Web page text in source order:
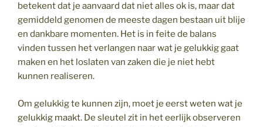
betekent dat je aanvaard dat niet alles ok is, maar dat
gemiddeld genomen de meeste dagen bestaan uit blije
en dankbare momenten. Het is in feite de balans
vinden tussen het verlangen naar wat je gelukkig gaat
maken en het loslaten van zaken die je niet hebt
kunnen realiseren.
Om gelukkig te kunnen zijn, moet je eerst weten wat je
gelukkig maakt. De sleutel zit in het eerlijk observeren